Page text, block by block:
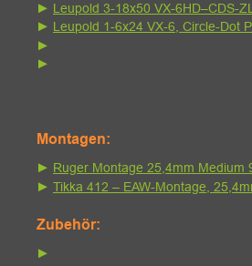
► Leupold 3-18x50 VX-6HD–CDS-
► Leupold 1-6x24 VX-6, Circle-Dot
►
►
Montagen:
► Ruger Montage 25,4mm Medium
► Tikka 412 – EAW-Montage,
Zubehör:
►